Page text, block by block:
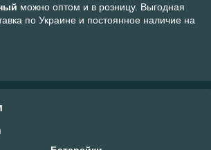
можно оптом и в розницу. Выгодная
по Украине и постоянное наличие на